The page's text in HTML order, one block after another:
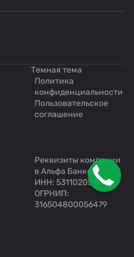
Темная тема
Политика
конфиденциальности
Пользовательское
соглашение
Реквизиты компании
в Альфа Банке:
ИНН: 531102054176
ОГРНИП:
316504800056479